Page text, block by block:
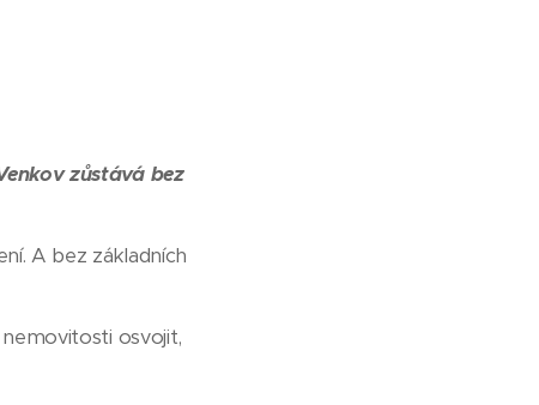
zůstává bez
A bez základních
osvojit,